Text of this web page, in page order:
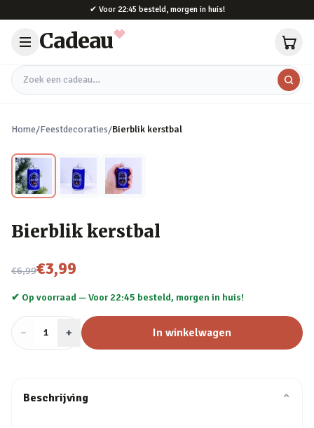
✔ Voor 22:45 besteld, morgen in huis!
Cadeau
Zoek een cadeau
Home/Feestdecoraties/Bierblik kerstbal
Bierblik kerstbal
€6,99
Nu voor
€3,99
✔ Op voorraad —Voor 22:45 besteld, morgen in huis!
− Aantal
1 + In winkelwagen
Beschrijving ⌄